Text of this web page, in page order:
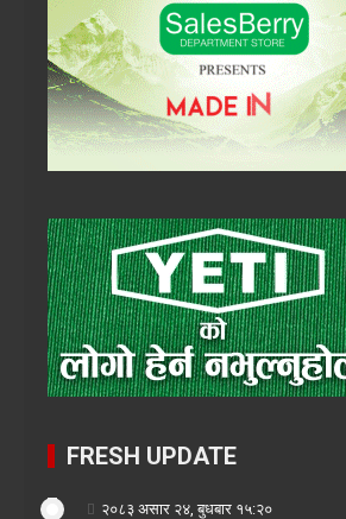
FRESH UPDATE
२०८३ असार २४, बुधबार १५:२०